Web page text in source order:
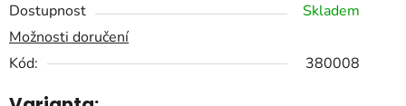
Dostupnost
Skladem
Možnosti doručení
Kód:
380008